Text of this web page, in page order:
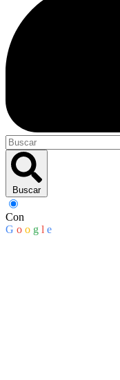
Buscar
Con
G o o g l e